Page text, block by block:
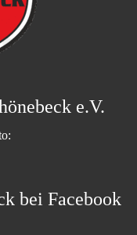
e.V.
bei Facebook